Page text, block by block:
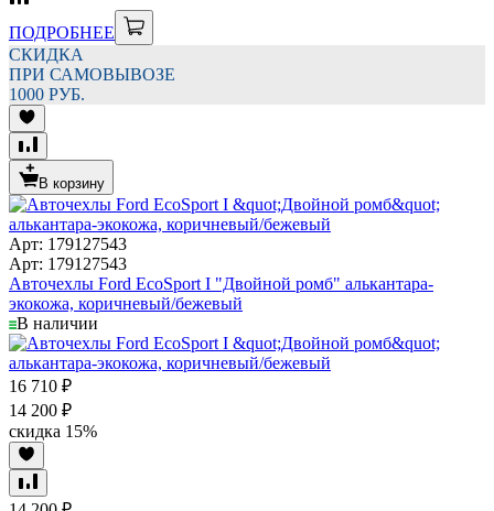
ПОДРОБНЕЕ
СКИДКА
ПРИ САМОВЫВОЗЕ
1000 РУБ.
В корзину
Арт: 179127543
Арт: 179127543
Авточехлы Ford EcoSport I "Двойной ромб" алькантара-
экокожа, коричневый/бежевый
В наличии
16 710 ₽
14 200 ₽
скидка 15%